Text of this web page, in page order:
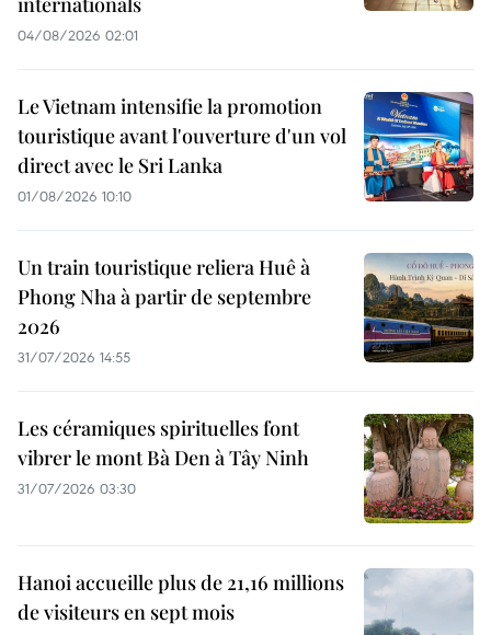
04/08/2026 02:01
Le Vietnam intensifie la promotion
touristique avant l'ouverture d'un vol
direct avec le Sri Lanka
01/08/2026 10:10
Un train touristique reliera Huê à
Phong Nha à partir de septembre
2026
31/07/2026 14:55
Les céramiques spirituelles font
vibrer le mont Bà Den à Tây Ninh
31/07/2026 03:30
Hanoi accueille plus de 21,16 millions
de visiteurs en sept mois ​